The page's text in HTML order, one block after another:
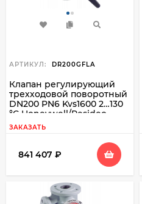
АРТИКУЛ: DR200GFLA
Клапан регулирующий
трехходовой поворотный
DN200 PN6 Kvs1600 2…130
°C Honeywell/Resideo
DR200GFLA
ЗАКАЗАТЬ
841 407 ₽